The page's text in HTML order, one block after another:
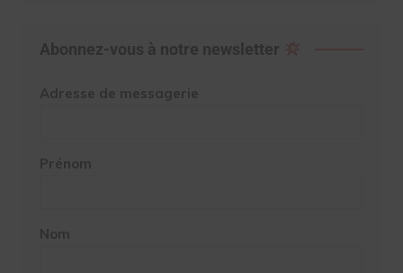
Abonnez-vous à notre newsletter
Adresse de messagerie
Prénom
Nom